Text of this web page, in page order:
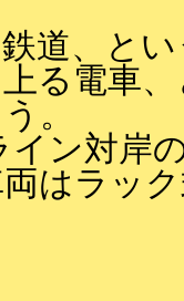
道、と
る電車
。
ン対岸
両はラッ